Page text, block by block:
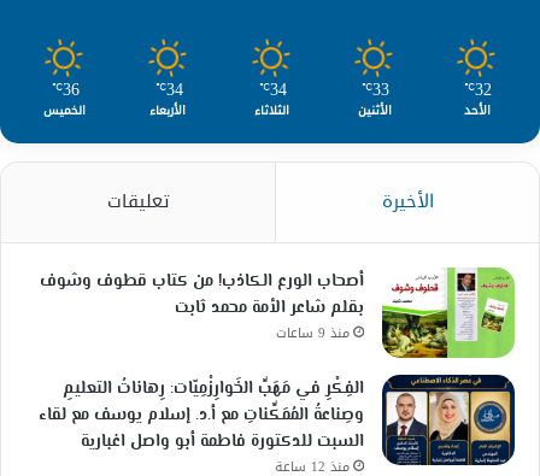
32
℃
الأحد
33
℃
الأثنين
34
℃
الثلاثاء
34
℃
الأربعاء
36
℃
الخميس
الأخيرة تعليقات
أصحاب الورع الكاذب! من كتاب قطوف وشوف
بقلم شاعر الأمة محمد ثابت
منذ 9 ساعات
الفِكْرِ في مَهَبِّ الخَوارِزْمِيّات: رِهاناتُ التعليمِ
وصِناعةُ المُمَكِّناتِ مع أ.د. إسلام يوسف مع لقاء
السبت للدكتورة فاطمة أبو واصل اغبارية
منذ 12 ساعة